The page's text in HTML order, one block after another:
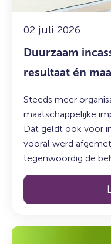
02 juli 2026
Duurzaam
resultaat én
Steeds meer
maatschappelijke
Dat geldt ook voor
vooral werd
tegenwoordig de
impact
Lees